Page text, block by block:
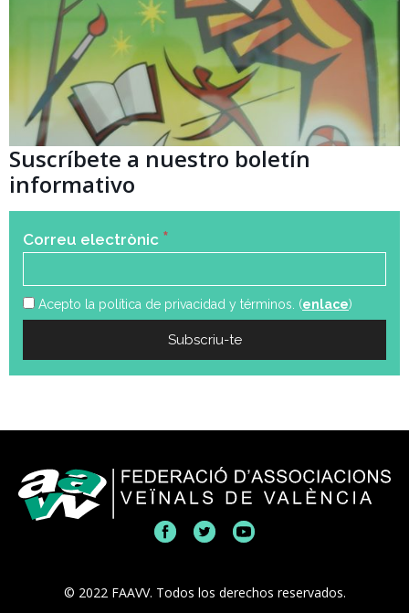
Suscríbete a nuestro boletín
informativo
Correu electrònic *
Acepto la política de privacidad y términos. (enlace)
© 2022 FAAVV. Todos los derechos reservados.